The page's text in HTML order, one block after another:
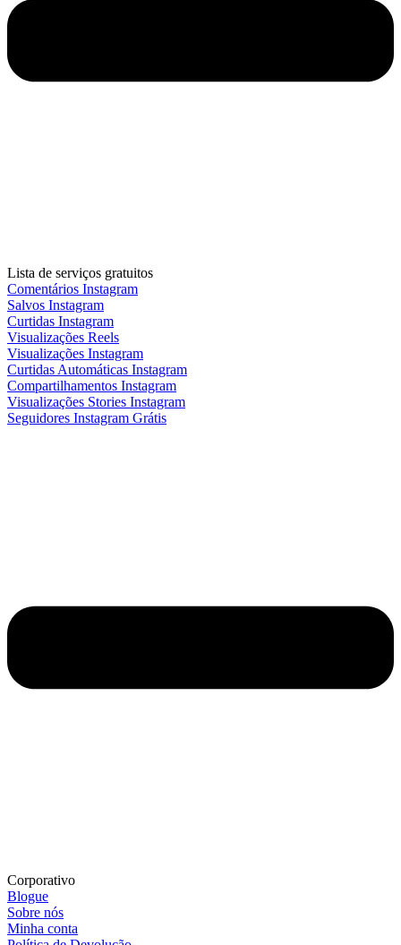
Lista de serviços gratuitos
Comentários Instagram
Salvos Instagram
Curtidas Instagram
Visualizações Reels
Visualizações Instagram
Curtidas Automáticas Instagram
Compartilhamentos Instagram
Visualizações Stories Instagram
Seguidores Instagram Grátis
Corporativo
Blogue
Sobre nós
Minha conta